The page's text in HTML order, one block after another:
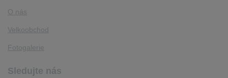
O nás
Velkoobchod
Fotogalerie
Sledujte nás